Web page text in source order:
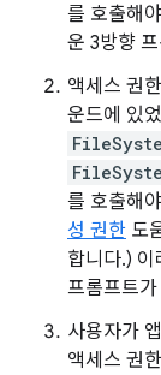
를 호출해
운 3방향
액세스 권
운드에 있
를 호출해
성 권한 도
합니다.)
프롬프트
사용자가
액세스 권